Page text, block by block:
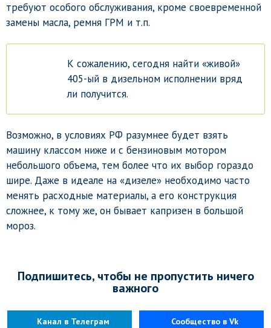
требуют особого обслуживания, кроме своевременной
замены масла, ремня ГРМ и т.п.
К сожалению, сегодня найти «живой»
405-ый в дизельном исполнении вряд
ли получится.
Возможно, в условиях РФ разумнее будет взять
машину классом ниже и с бензиновым мотором
небольшого объема, тем более что их выбор гораздо
шире. Даже в идеале на «дизеле» необходимо часто
менять расходные материалы, а его конструкция
сложнее, к тому же, он бывает капризен в большой
мороз.
Подпишитесь, чтобы не пропустить ничего
важного
Канал в Телеграм Сообщество в Vk